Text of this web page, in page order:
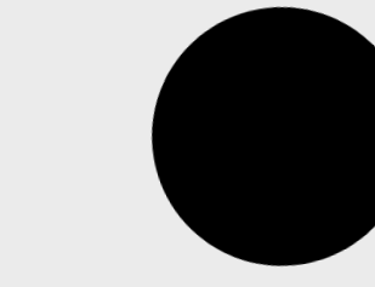
O alto volume de trotes e chamados
improdutivos ainda é um dos principais gargalos
das centrais de emergência no Brasil, com
impacto direto sobre a capacidade de resposta